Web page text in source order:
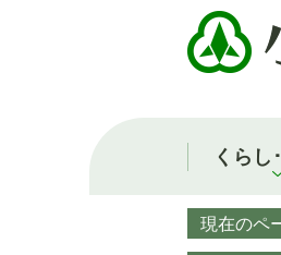
くらし
現在のペ